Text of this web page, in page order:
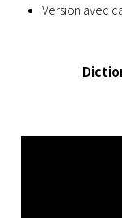
Version avec